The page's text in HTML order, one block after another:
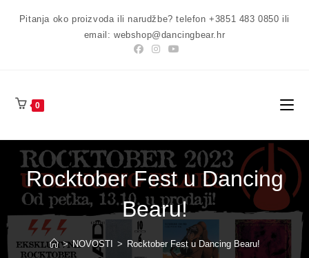
Pitanja oko proizvoda ili narudžbe? telefon +3851 483 0850 ili
email: webshop@dancingbear.hr
0
Rocktober Fest u Dancing
Bearu!
> NOVOSTI > Rocktober Fest u Dancing Bearu!